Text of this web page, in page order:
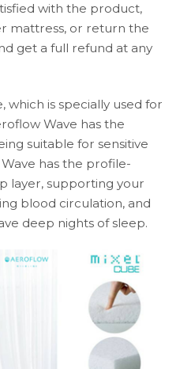
with the product,
mattress, or return the
get a full refund at any
is specially used for
Wave has the
suitable for sensitive
has the profile-
layer, supporting your
blood circulation, and
deep nights of sleep.